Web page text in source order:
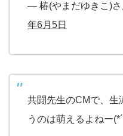
— 椿(やまだゆきこ)
年6月5日
共闘先生のCMで、生
うのは萌えるよねー